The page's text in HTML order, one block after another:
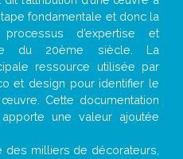
fondamentale et donc la
d’expertise et
du 20ème siècle. La
ressource utilisée par
et design pour identifier le
Cette documentation
une valeur ajoutée
milliers de décorateurs,